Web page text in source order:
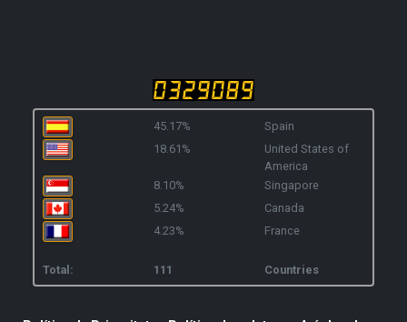
45.17%
Spain
18.61%
United States of
America
8.10%
Singapore
5.24%
Canada
4.23%
France
Total: 111 Countries